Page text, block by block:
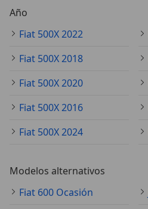
Año
Fiat 500X 2022
Fiat 500X 2018
Fiat 500X 2020
Fiat 500X 2016
Fiat 500X 2024
Modelos alternativos
Fiat 600 Ocasión